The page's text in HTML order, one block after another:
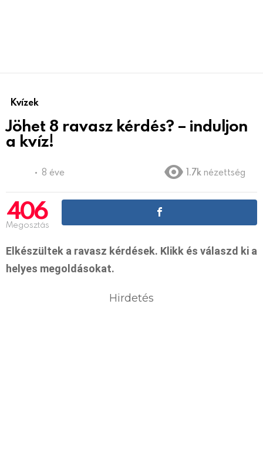
Kvízek
Jöhet 8 ravasz kérdés? – induljon
a kvíz!
8 éve 1.7k nézettség
406
Megosztás
Elkészültek a ravasz kérdések. Klikk és válaszd ki a
helyes megoldásokat.
Hirdetés